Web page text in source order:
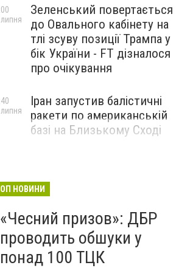
Зеленський повертається
до Овального кабінету на
тлі зсуву позиції Трампа у
бік України - FT дізналося
про очікування
Іран запустив балістичні
ракети по американській
базі на Близькому Сході
НОВИНИ
«Чесний призов»: ДБР
проводить обшуки у
понад 100 ТЦК